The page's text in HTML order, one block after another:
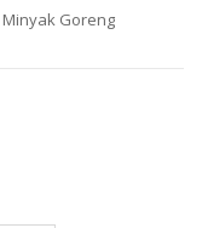
Minyak Goreng